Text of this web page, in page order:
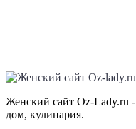
Женский сайт Oz-Lady.ru
дом, кулинария.